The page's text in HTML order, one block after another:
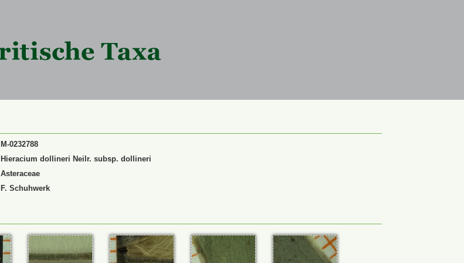
M-0232788
Hieracium dollineri Neilr. subsp. dollineri
Asteraceae
F. Schuhwerk